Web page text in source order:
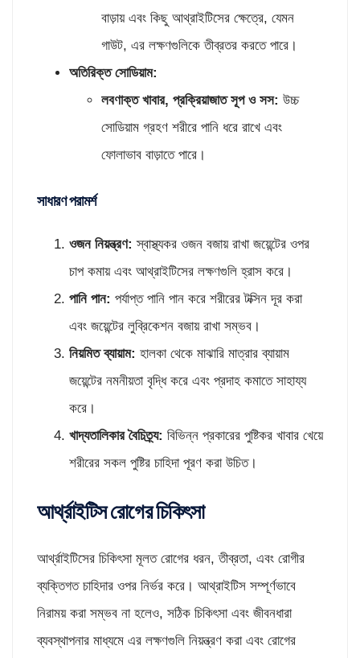
বাড়ায় এবং কিছু আথ্রাইটিসের ক্ষেত্রে, যেমন
গাউট, এর লক্ষণগুলিকে তীব্রতর করতে পারে।
অতিরিক্ত সোডিয়াম:
লবণাক্ত খাবার, প্রক্রিয়াজাত সূপ ও সস: উচ্চ
সোডিয়াম গ্রহণ শরীরে পানি ধরে রাখে এবং
ফোলাভাব বাড়াতে পারে।
সাধারণ পরামর্শ
ওজন নিয়ন্ত্রণ: স্বাস্থ্যকর ওজন বজায় রাখা জয়েন্টের ওপর
চাপ কমায় এবং আথ্রাইটিসের লক্ষণগুলি হ্রাস করে।
পানি পান: পর্যাপ্ত পানি পান করে শরীরের টক্সিন দূর করা
এবং জয়েন্টের লুব্রিকেশন বজায় রাখা সম্ভব।
নিয়মিত ব্যায়াম: হালকা থেকে মাঝারি মাত্রার ব্যায়াম
জয়েন্টের নমনীয়তা বৃদ্ধি করে এবং প্রদাহ কমাতে সাহায্য
করে।
খাদ্যতালিকার বৈচিত্র্য: বিভিন্ন প্রকারের পুষ্টিকর খাবার খেয়ে
শরীরের সকল পুষ্টির চাহিদা পূরণ করা উচিত।
আর্থ্রাইটিস রোগের চিকিৎসা
আর্থ্রাইটিসের চিকিৎসা মূলত রোগের ধরন, তীব্রতা, এবং রোগীর
ব্যক্তিগত চাহিদার ওপর নির্ভর করে। আথ্রাইটিস সম্পূর্ণভাবে
নিরাময় করা সম্ভব না হলেও, সঠিক চিকিৎসা এবং জীবনধারা
ব্যবস্থাপনার মাধ্যমে এর লক্ষণগুলি নিয়ন্ত্রণ করা এবং রোগের